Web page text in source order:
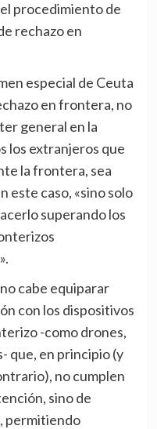
procedimiento de
rechazo en
en frontera, no
general en la
los extranjeros que
la frontera, sea
este caso, «sino solo
superando los
con los dispositivos
-como drones,
que, en principio (y
no cumplen
sino de
permitiendo